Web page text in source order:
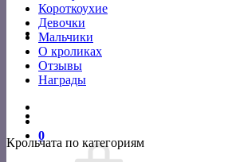
Короткоухие
Девочки
Мальчики
О кроликах
Отзывы
Награды
0
Крольчата по категориям